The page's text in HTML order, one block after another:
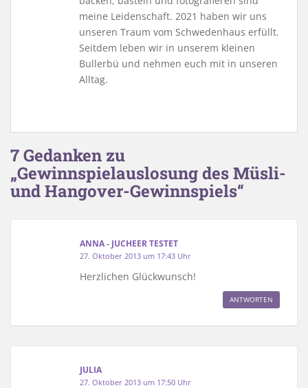
meine Leidenschaft. 2021 haben wir uns
unseren Traum vom Schwedenhaus erfüllt.
Seitdem leben wir in unserem kleinen
Bullerbü und nehmen euch mit in unseren
Alltag.
7 Gedanken zu
„Gewinnspielauslosung des Müsli-
und Hangover-Gewinnspiels“
ANNA - JUCHEER TESTET
27. Oktober 2013 um 17:43 Uhr
Herzlichen Glückwunsch!
ANTWORTEN
JULIA
27. Oktober 2013 um 17:50 Uhr